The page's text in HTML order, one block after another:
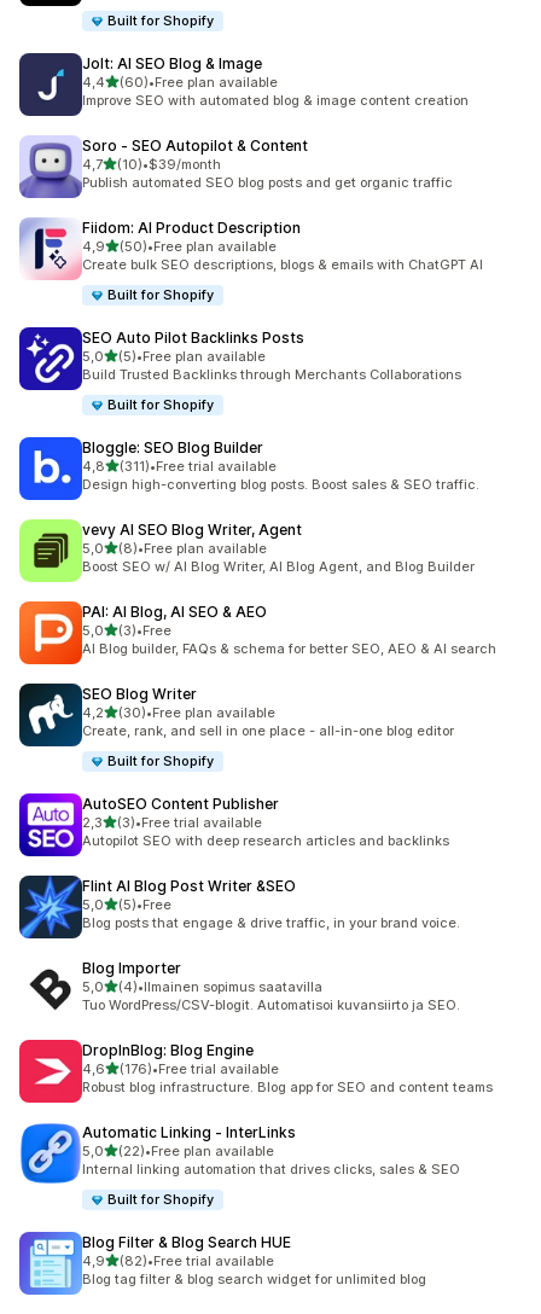
Built for Shopify
Jolt: AI SEO Blog & Image
4,4/ 5 tähteä
(60)
60 arvostelua yhteensä
•Free plan available
Improve SEO with automated blog & image content creation
Soro ‑ SEO Autopilot & Content
4,7/ 5 tähteä
(10)
10 arvostelua yhteensä
•$39/month
Publish automated SEO blog posts and get organic traffic
Fiidom: AI Product Description
4,9/ 5 tähteä
(50)
50 arvostelua yhteensä
•Free plan available
Create bulk SEO descriptions, blogs & emails with ChatGPT AI
Built for Shopify
SEO Auto Pilot Backlinks Posts
5,0/ 5 tähteä
(5)
5 arvostelua yhteensä
•Free plan available
Build Trusted Backlinks through Merchants Collaborations
Built for Shopify
Bloggle: SEO Blog Builder
4,8/ 5 tähteä
(311)
311 arvostelua yhteensä
•Free trial available
Design high-converting blog posts. Boost sales & SEO traffic.
vevy AI SEO Blog Writer, Agent
5,0/ 5 tähteä
(8)
8 arvostelua yhteensä
•Free plan available
Boost SEO w/ AI Blog Writer, AI Blog Agent, and Blog Builder
PAI: AI Blog, AI SEO & AEO
5,0/ 5 tähteä
(3)
3 arvostelua yhteensä
•Free
AI Blog builder, FAQs & schema for better SEO, AEO & AI search
SEO Blog Writer
4,2/ 5 tähteä
(30)
30 arvostelua yhteensä
•Free plan available
Create, rank, and sell in one place - all-in-one blog editor
Built for Shopify
AutoSEO Content Publisher
2,3/ 5 tähteä
(3)
3 arvostelua yhteensä
•Free trial available
Autopilot SEO with deep research articles and backlinks
Flint AI Blog Post Writer &SEO
5,0/ 5 tähteä
(5)
5 arvostelua yhteensä
•Free
Blog posts that engage & drive traffic, in your brand voice.
Blog Importer
5,0/ 5 tähteä
(4)
4 arvostelua yhteensä
•Ilmainen sopimus saatavilla
Tuo WordPress/CSV-blogit. Automatisoi kuvansiirto ja SEO.
DropInBlog: Blog Engine
4,6/ 5 tähteä
(176)
176 arvostelua yhteensä
•Free trial available
Robust blog infrastructure. Blog app for SEO and content teams
Automatic Linking ‑ InterLinks
5,0/ 5 tähteä
(22)
22 arvostelua yhteensä
•Free plan available
Internal linking automation that drives clicks, sales & SEO
Built for Shopify
Blog Filter & Blog Search HUE
4,9/ 5 tähteä
(82)
82 arvostelua yhteensä
•Free trial available
Blog tag filter & blog search widget for unlimited blog